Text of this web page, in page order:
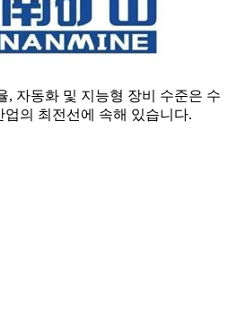
, 자동화 및 지능형 장비 수준은 수
의 최전선에 속해 있습니다.